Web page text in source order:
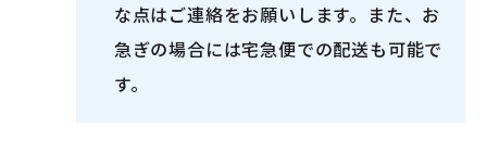
な点はご連絡をお願いします。また、お
急ぎの場合には宅急便での配送も可能で
す。